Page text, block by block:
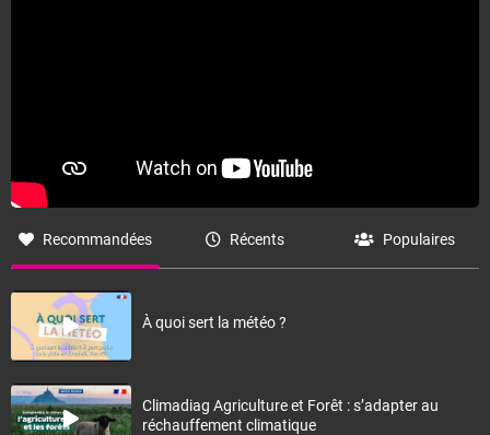
Recommandées Récents Populaires
À quoi sert la météo ?
Climadiag Agriculture et Forêt : s’adapter au
réchauffement climatique